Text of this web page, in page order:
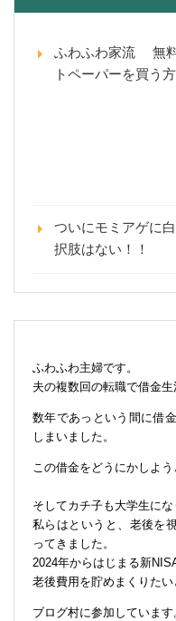
ふわふわ家流 無
トペーパーを買う方
ついにモミアゲに
択肢はない！！
ふわふわ主婦です。
夫の複数回の転職で借金生
数年であっという間に借
しまいました。
この借金をどうにかしよう
そしてカチ子も大学生にな
私らはというと、老後を
ってきました。
2024年からはじまる新
老後費用を貯めまくりたい
ブログ村に参加しています